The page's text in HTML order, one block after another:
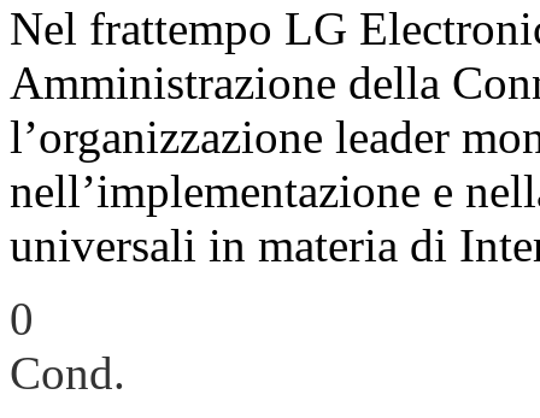
Nel frattempo LG
Amministrazione della
l’organizzazione leader
nell’implementazione e
universali in materia di
0
Cond.